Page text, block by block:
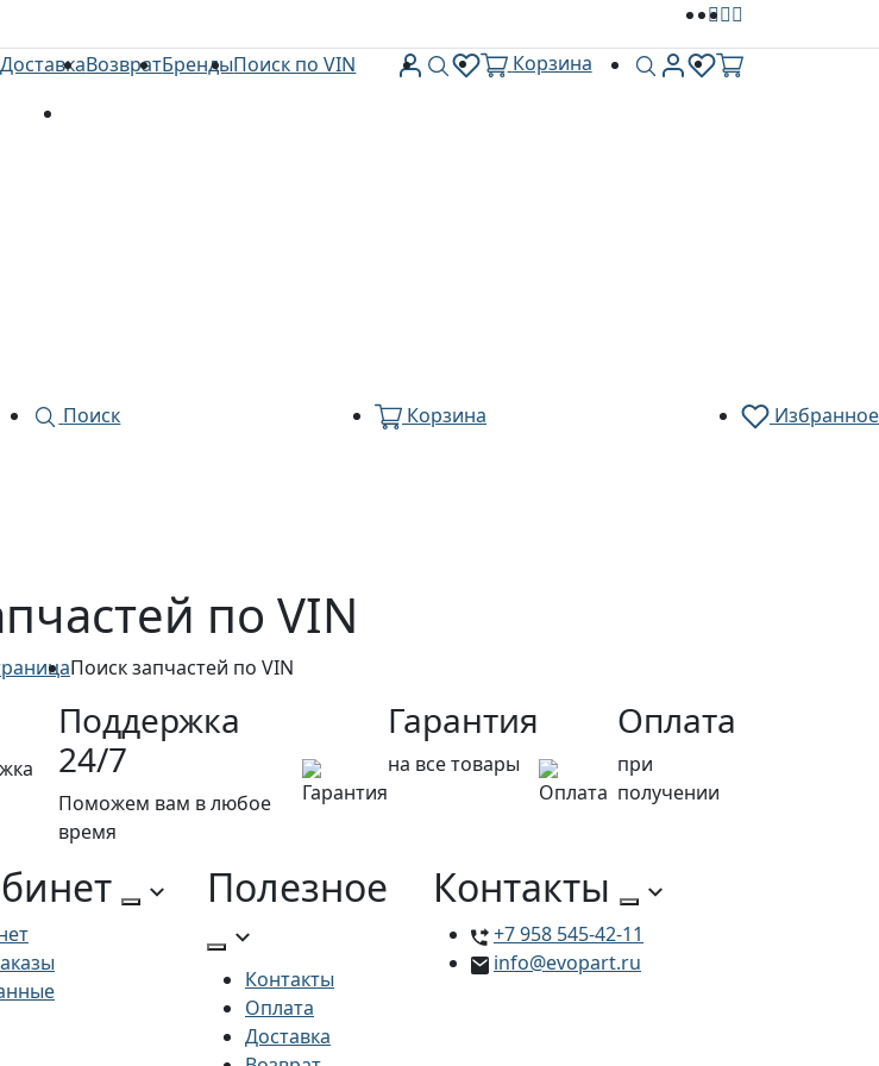
ДоставкаВозвратБрендыПоиск по VIN Кабинет
Поиск Корзина ПоискКабинет
Бренды
Поиск Корзина Избранное
по VIN
Поиск запчастей по VIN
Поддержка
24/7
Поможем вам в любое
время
Гарантия
на все товары
Оплата
при
получении
Полезное
Контакты
Оплата
Доставка
Контакты
+7 958 545-42-11
info@evopart.ru